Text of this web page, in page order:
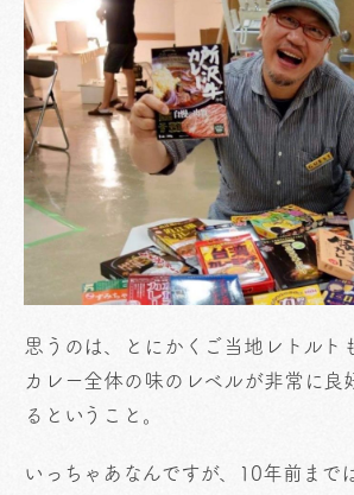
思うのは、とにかくご当地レトルト
カレー全体の味のレベルが非常に良
るということ。
いっちゃあなんですが、10年前まで